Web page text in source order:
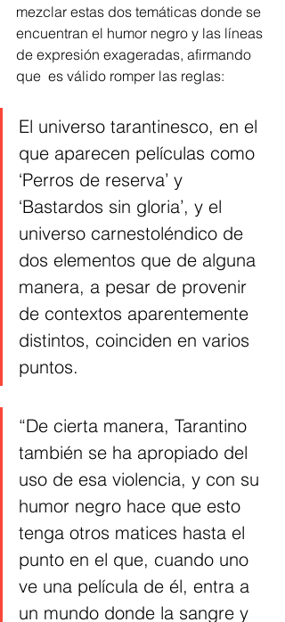
mezclar estas dos temáticas donde se
encuentran el humor negro y las líneas
de expresión exageradas, afirmando
que  es válido romper las reglas:
El universo tarantinesco, en el
que aparecen películas como
‘Perros de reserva’ y
‘Bastardos sin gloria’, y el
universo carnestoléndico de
dos elementos que de alguna
manera, a pesar de provenir
de contextos aparentemente
distintos, coinciden en varios
puntos.
“De cierta manera, Tarantino
también se ha apropiado del
uso de esa violencia, y con su
humor negro hace que esto
tenga otros matices hasta el
punto en el que, cuando uno
ve una película de él, entra a
un mundo donde la sangre y